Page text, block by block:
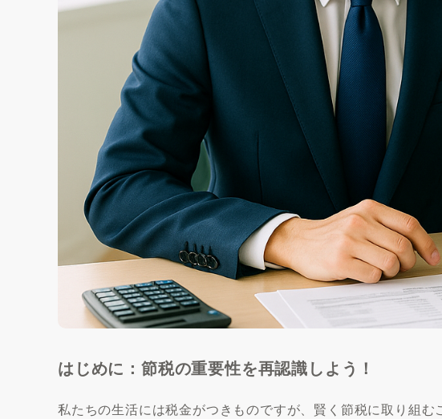
はじめに：節税の重要性を再認識しよう！
私たちの生活には税金がつきものですが、賢く節税に取り組む